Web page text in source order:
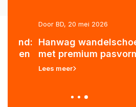
Door BD, 20 mei 2026
Hanwag wandelschoenen
met premium pasvorm
Lees meer